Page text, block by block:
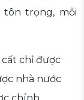
trọng, mỗi
cất chỉ được
nhà nước